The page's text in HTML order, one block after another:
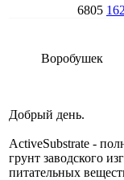
6805
Воробушек
Добрый день.
ActiveSubstrate -
грунт заводского
питательных